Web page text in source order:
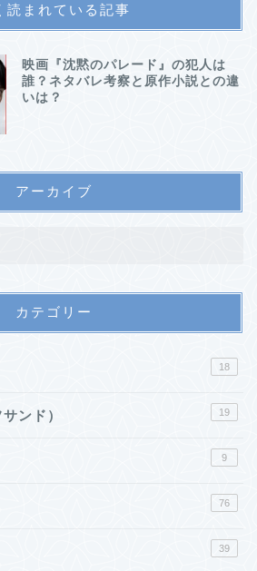
読まれている記事
映画『沈黙のパレード』の犯人は
誰？ネタバレ考察と原作小説との違
いは？
アーカイブ
カテゴリー
18
ンド） 19
9
76
39